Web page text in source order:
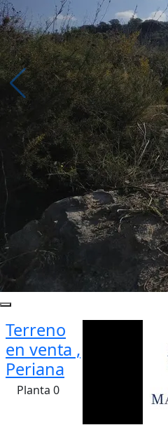
Terreno
en venta ,
Periana
Planta 0